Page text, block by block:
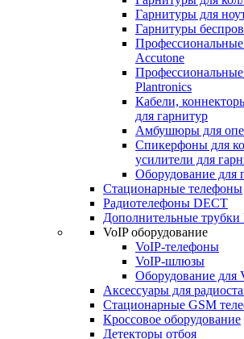
Гарнитуры для
Гарнитуры
Accutone
Plantronics
Кабели,
для гарнитур
Амбушюры для
Cпикерфоны для
усилители для
Оборудование для
Стационарные телефоны
Радиотелефоны DECT
Дополнительные
VoIP оборудование
VoIP-телефоны
VoIP-шлюзы
Оборудование для
Аксессуары для
Стационарные GSM
Кроссовое оборудование
Детекторы отбоя